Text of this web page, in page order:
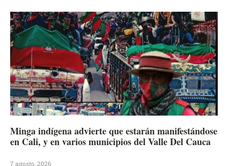
Minga indígena advierte que estarán manifestándose
en Cali, y en varios municipios del Valle Del Cauca
7 agosto, 2026